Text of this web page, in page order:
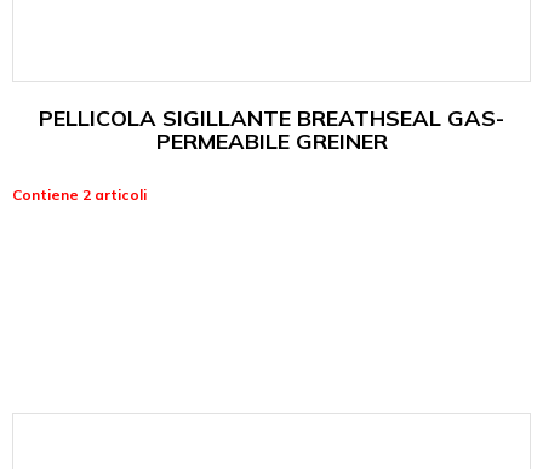
PELLICOLA SIGILLANTE BREATHSEAL GAS-
PERMEABILE GREINER
Contiene 2 articoli